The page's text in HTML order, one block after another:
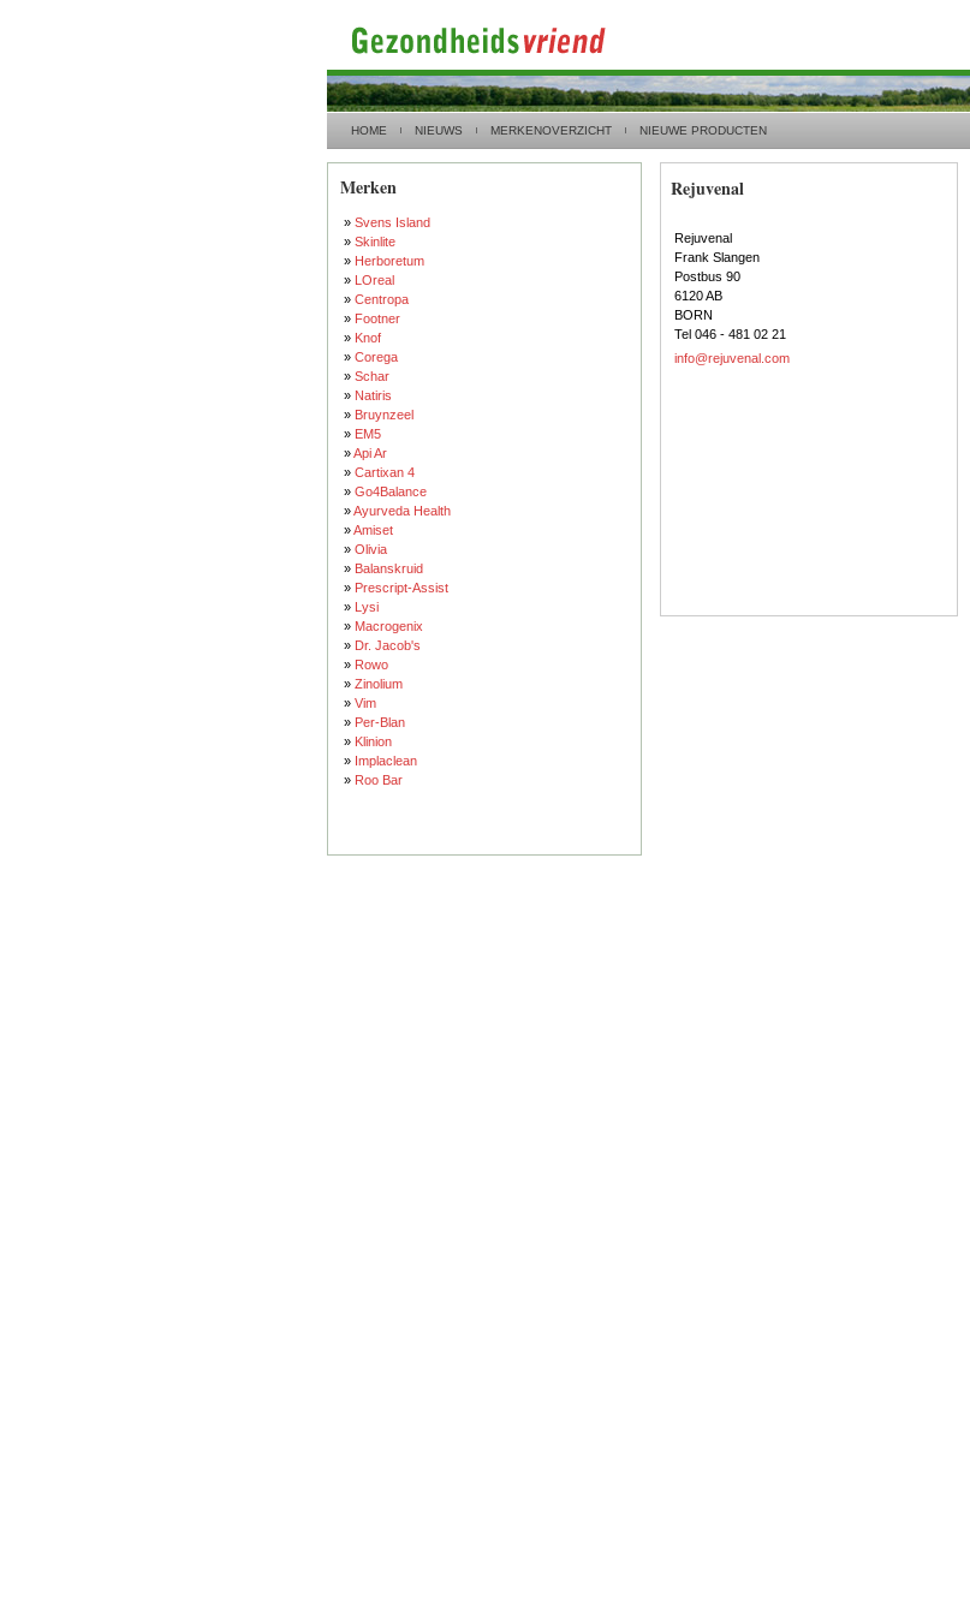
HOME NIEUWS MERKENOVERZICHT NIEUWE PRODUCTEN
Merken
» Svens Island
» Skinlite
» Herboretum
» LOreal
» Centropa
» Footner
» Knof
» Corega
» Schar
» Natiris
» Bruynzeel
» EM5
»Api Ar
» Cartixan 4
» Go4Balance
»Ayurveda Health
»Amiset
» Olivia
» Balanskruid
» Prescript-Assist
» Lysi
» Macrogenix
» Dr. Jacob's
» Rowo
» Zinolium
» Vim
» Per-Blan
» Klinion
» Implaclean
» Roo Bar
Rejuvenal
Rejuvenal
Frank Slangen
Postbus 90
6120 AB
BORN
Tel 046 - 481 02 21
info@rejuvenal.com